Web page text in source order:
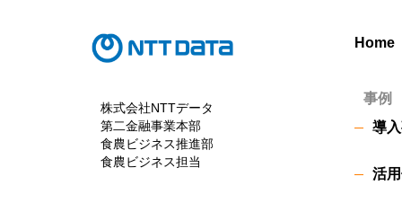
Home
事例
導
活用
株式会社NTTデータ
第二金融事業本部
食農ビジネス推進部
食農ビジネス担当